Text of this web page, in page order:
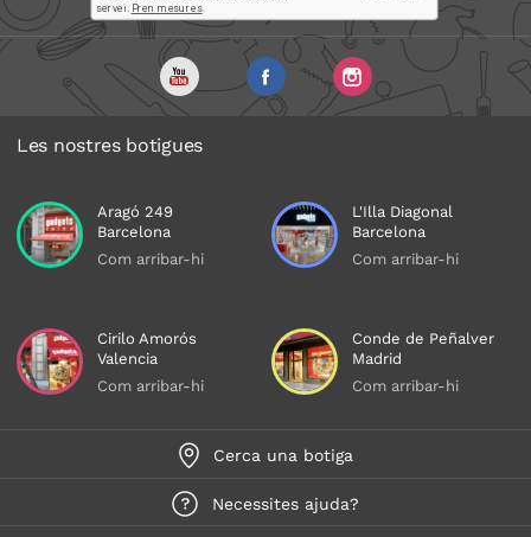
Les nostres botigues
Aragó 249
Barcelona
Com arribar-hi
L'Illa Diagonal
Barcelona
Com arribar-hi
Cirilo Amorós
Valencia
Com arribar-hi
Conde de Peñalver
Madrid
Com arribar-hi
Cerca una botiga
Necessites ajuda?